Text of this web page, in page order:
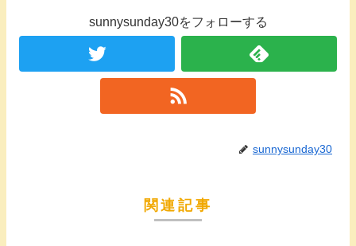
sunnysunday30をフォローする
sunnysunday30
関連記事